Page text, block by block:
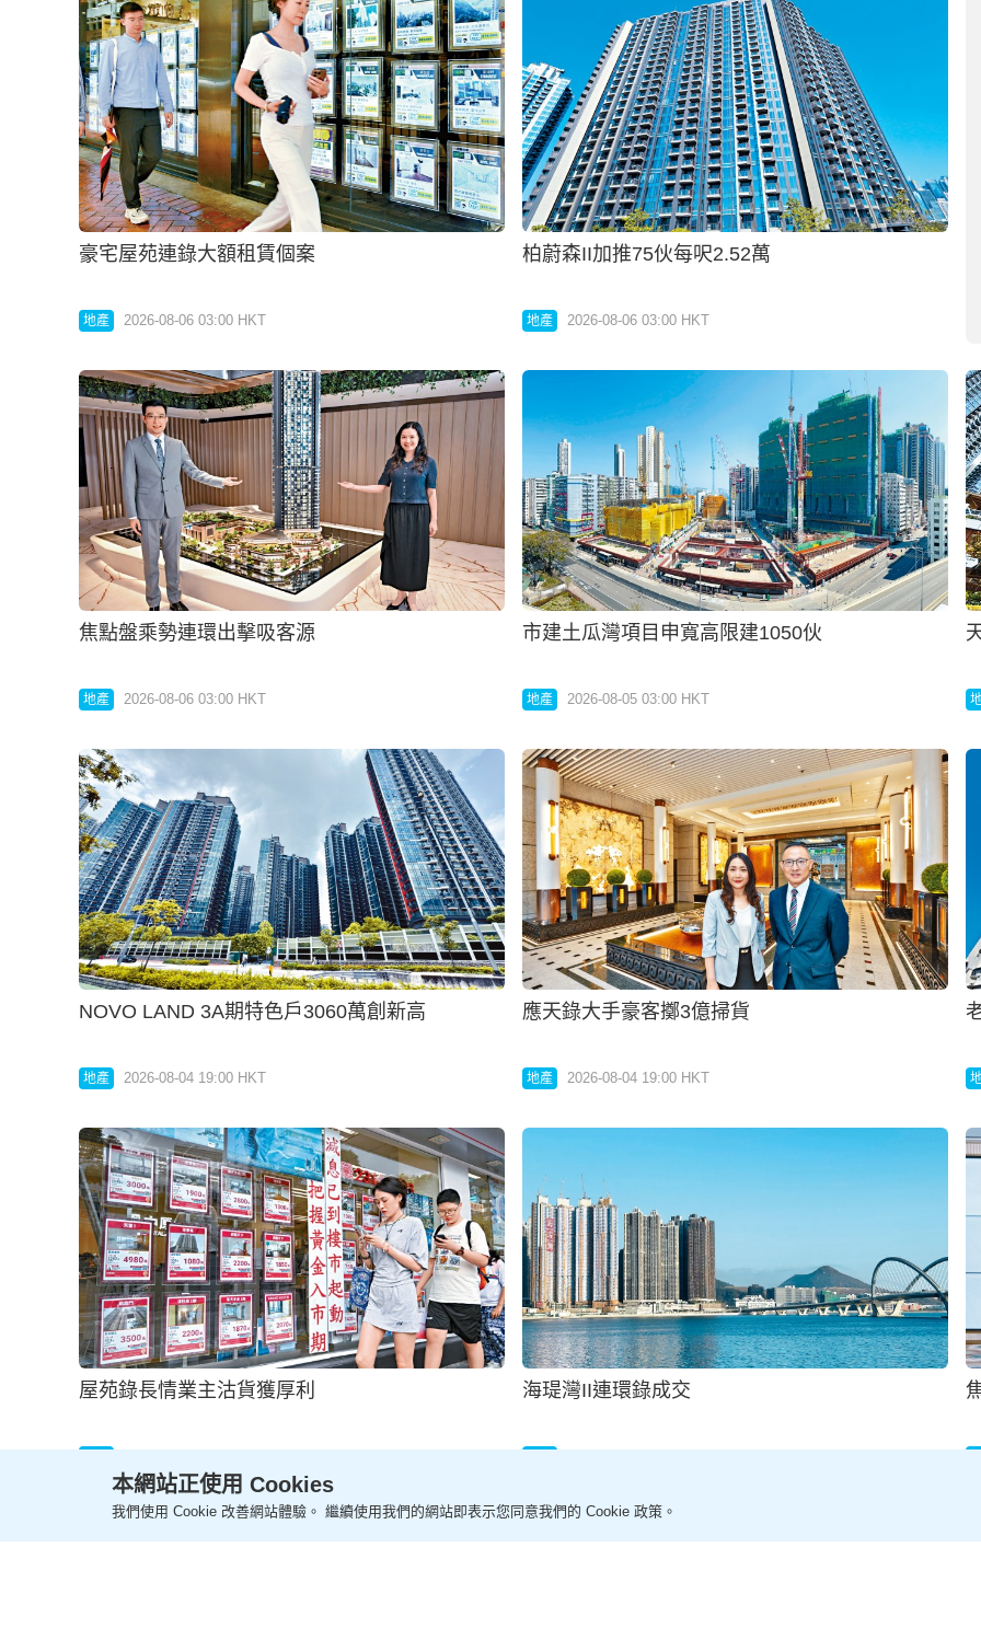
柏蔚森II加推75伙每呎2.52萬
地產 2026-08-06 03:00 HKT
焦點盤乘勢連環出擊吸客源
地產 2026-08-06 03:00 HKT
天瀧4房5475萬沽每呎逾4.3萬
地產 2026-08-04 19:00 HKT
NOVO LAND 3A期特色戶3060萬創新高
地產 2026-08-04 19:00 HKT
老牌家族11.68億購舂坎角別墅
地產 2026-08-03 19:00 HKT
屋苑錄長情業主沽貨獲厚利
地產 2026-08-03 19:00 HKT
焦點新盤齊起動快開價搶攻 馬鞍山商場We Go Mall申重建涉539伙
本網站正使用 Cookies
我們使用 Cookie 改善網站體驗。 繼續使用我們的網站即表示您同意我們的 Cookie 政策。